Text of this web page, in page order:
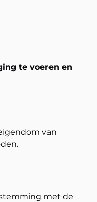
te voeren en
van
met de